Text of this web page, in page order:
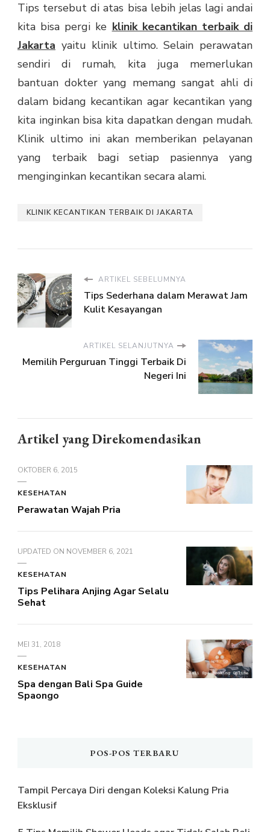
Tips tersebut di atas bisa lebih jelas lagi andai
kita bisa pergi ke klinik kecantikan terbaik di
Jakarta yaitu klinik ultimo. Selain perawatan
sendiri di rumah, kita juga memerlukan
bantuan dokter yang memang sangat ahli di
dalam bidang kecantikan agar kecantikan yang
kita inginkan bisa kita dapatkan dengan mudah.
Klinik ultimo ini akan memberikan pelayanan
yang terbaik bagi setiap pasiennya yang
menginginkan kecantikan secara alami.
KLINIK KECANTIKAN TERBAIK DI JAKARTA
ARTIKEL SEBELUMNYA
Tips Sederhana dalam Merawat Jam
Kulit Kesayangan
ARTIKEL SELANJUTNYA
Memilih Perguruan Tinggi Terbaik Di
Negeri Ini
Artikel yang Direkomendasikan
OKTOBER 6, 2015
KESEHATAN
Perawatan Wajah Pria
UPDATED ON NOVEMBER 6, 2021
KESEHATAN
Tips Pelihara Anjing Agar Selalu
Sehat
MEI 31, 2018
KESEHATAN
Spa dengan Bali Spa Guide
Spaongo
POS-POS TERBARU
Tampil Percaya Diri dengan Koleksi Kalung Pria
Eksklusif